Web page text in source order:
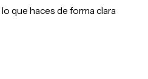
que haces de forma clara